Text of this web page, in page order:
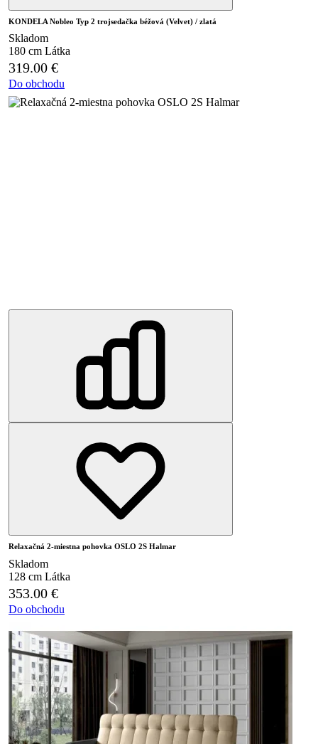
KONDELA Nobleo Typ 2 trojsedačka béžová (Velvet) / zlatá
Skladom
180 cm Látka
319.00 €
Do obchodu
Relaxačná 2-miestna pohovka OSLO 2S Halmar
Skladom
128 cm Látka
353.00 €
Do obchodu